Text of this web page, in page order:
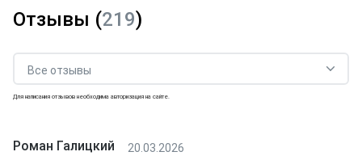
Отзывы (219)
Для написания отзывов необходима авторизация на сайте.
Роман Галицкий 20.03.2026